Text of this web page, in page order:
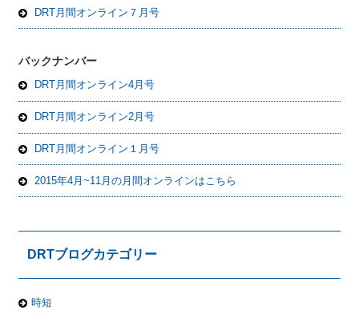
DRT月間オンライン７月号
バックナンバー
DRT月間オンライン4月号
DRT月間オンライン2月号
DRT月間オンライン１月号
2015年4月~11月の月間オンラインはこちら
DRTブログカテゴリー
時短